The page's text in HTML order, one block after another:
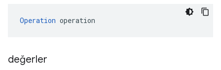
Operation operation
değerler